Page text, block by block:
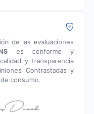
de las evaluaciones
es conforme y
y transparencia
Contrastadas y
consumo.